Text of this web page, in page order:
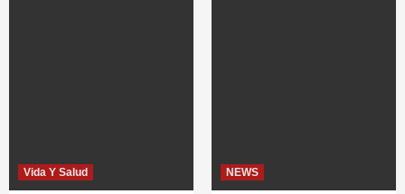
Vida Y Salud NEWS